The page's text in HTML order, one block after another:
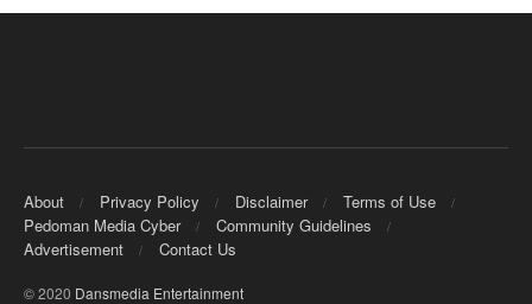
About Privacy Policy Disclaimer
Terms of Use
Pedoman Media Cyber
Community Guidelines
Advertisement
Contact Us
© 2020 Dansmedia Entertainment